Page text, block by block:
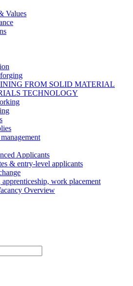
Values
FROM SOLID MATERIAL
TECHNOLOGY
Applicants
& entry-level applicants
apprenticeship, work placement
Overview